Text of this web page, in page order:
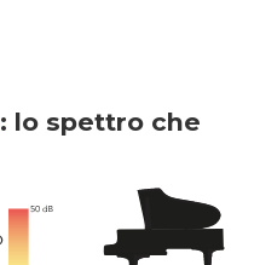
: lo spettro che